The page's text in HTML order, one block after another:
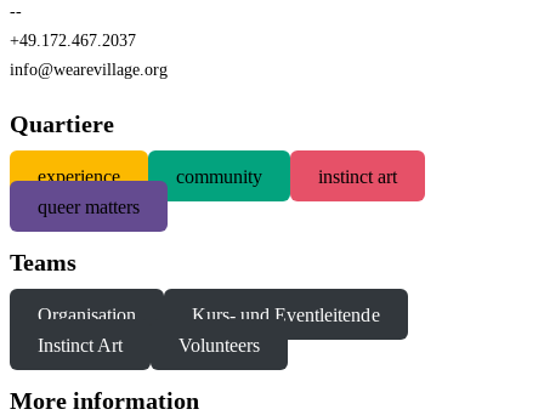
--
+49.172.467.2037
info@wearevillage.org
Quartiere
experience community
instinct art
queer matters
Teams
Organisation
Kurs- und Eventleitende
Instinct Art
Volunteers
More information